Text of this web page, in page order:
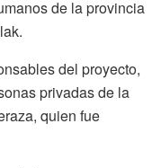
de la provincia
del proyecto,
privadas de la
quien fue